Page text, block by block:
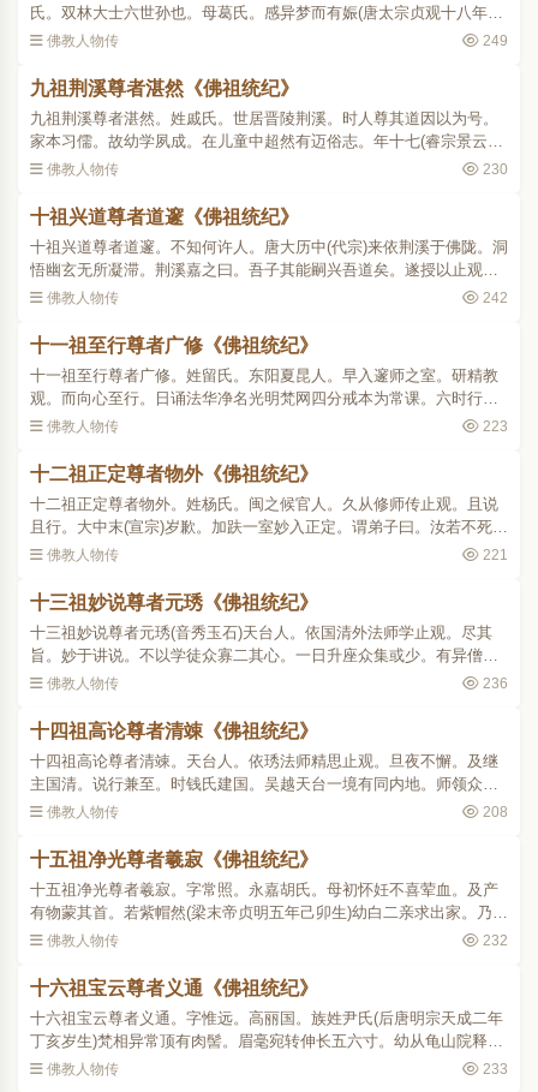
氏。双林大士六世孙也。母葛氏。感异梦而有娠(唐太宗贞观十八年生)
既产未尝作婴儿啼。每见人则欣笑盈面。九岁(高宗永徽二年)肄业清泰
佛教人物传 249
九祖荆溪尊者湛然《佛祖统纪》
九祖荆溪尊者湛然。姓戚氏。世居晋陵荆溪。时人尊其道因以为号。
家本习儒。故幼学夙成。在儿童中超然有迈俗志。年十七(睿宗景云二
年生。至玄宗开元十五年。当十七岁)访道浙右。遇金华方岩。授以止
佛教人物传 230
十祖兴道尊者道邃《佛祖统纪》
十祖兴道尊者道邃。不知何许人。唐大历中(代宗)来依荆溪于佛陇。洞
悟幽玄无所凝滞。荆溪嘉之曰。吾子其能嗣兴吾道矣。遂授以止观辅
行。师为众开说发明深旨。听者无不领寤。同门元皓一见师大敬服。
佛教人物传 242
十一祖至行尊者广修《佛祖统纪》
十一祖至行尊者广修。姓留氏。东阳夏昆人。早入邃师之室。研精教
观。而向心至行。日诵法华净名光明梵网四分戒本为常课。六时行忏
晚年弥笃。每岁行随自意三昧。七七日未尝以事废。天台刺史韦珩(音
佛教人物传 223
十二祖正定尊者物外《佛祖统纪》
十二祖正定尊者物外。姓杨氏。闽之候官人。久从修师传止观。且说
且行。大中末(宣宗)岁歉。加趺一室妙入正定。谓弟子曰。汝若不死至
五谷登时。可击磬引我出。越岁余。弟子如所教遂从定起。中和五年
佛教人物传 221
十三祖妙说尊者元琇《佛祖统纪》
十三祖妙说尊者元琇(音秀玉石)天台人。依国清外法师学止观。尽其
旨。妙于讲说。不以学徒众寡二其心。一日升座众集或少。有异僧十
人自外而入。威仪可观。致敬已坐行末。讲散复问讯即出。师遣侍者
佛教人物传 236
十四祖高论尊者清竦《佛祖统纪》
十四祖高论尊者清竦。天台人。依琇法师精思止观。旦夜不懈。及继
主国清。说行兼至。时钱氏建国。吴越天台一境有同内地。师领众安
处厉其志曰。王臣外护得免兵革之忧。终日居安。可不进道以答国
佛教人物传 208
十五祖净光尊者羲寂《佛祖统纪》
十五祖净光尊者羲寂。字常照。永嘉胡氏。母初怀妊不喜荤血。及产
有物蒙其首。若紫帽然(梁末帝贞明五年己卯生)幼白二亲求出家。乃入
开元。依师诵法华。期月而彻。年十九(晋高祖天福二年)祝发具戒。诣
佛教人物传 232
十六祖宝云尊者义通《佛祖统纪》
十六祖宝云尊者义通。字惟远。高丽国。族姓尹氏(后唐明宗天成二年
丁亥岁生)梵相异常顶有肉髻。眉毫宛转伸长五六寸。幼从龟山院释宗
为师。受具之后学华严起信。为国宗仰。晋天福时来游中国(师于天福
佛教人物传 233